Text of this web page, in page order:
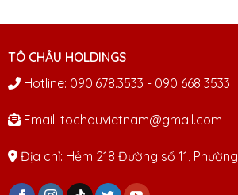
TÔ CHÂU HOLDINGS
Hotline: 090.678.3533 - 090 668 3533
Email: tochauvietnam@gmail.com
Địa chỉ: Hẻm 218 Đường số 11,